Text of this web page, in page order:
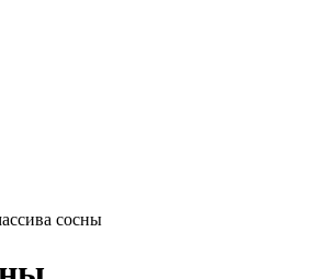
сосны